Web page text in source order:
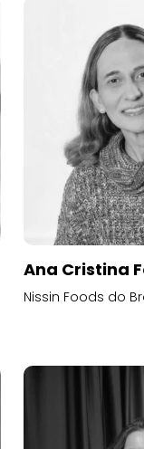
Ana Cristina
Nissin Foods do